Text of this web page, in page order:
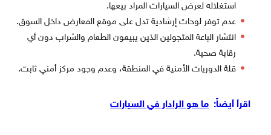
استغلاله لعرض السيارات المراد بيعها.
عدم توفر لوحات إرشادية تدل على موقع المعارض داخل السوق.
انتشار الباعة المتجولين الذين يبيعون الطعام والشراب دون أي
رقابة صحية.
قلة الدوريات الأمنية في المنطقة، وعدم وجود مركز أمني ثابت.
اقرأ أيضاً: ما هو الرادار في السيارات